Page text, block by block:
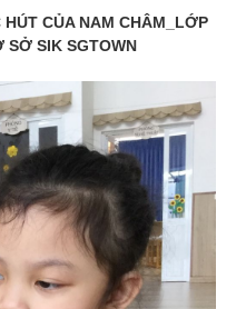
CỦA NAM CHÂM_LỚP
SỞ SIK SGTOWN